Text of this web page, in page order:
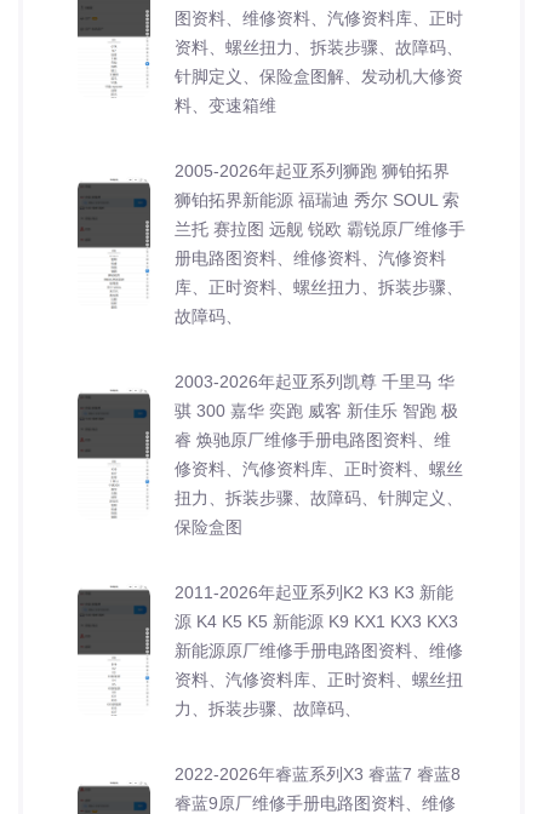
图资料、维修资料、汽修资料库、正时
资料、螺丝扭力、拆装步骤、故障码、
针脚定义、保险盒图解、发动机大修资
料、变速箱维
2005-2026年起亚系列狮跑 狮铂拓界
狮铂拓界新能源 福瑞迪 秀尔 SOUL 索
兰托 赛拉图 远舰 锐欧 霸锐原厂维修手
册电路图资料、维修资料、汽修资料
库、正时资料、螺丝扭力、拆装步骤、
故障码、
2003-2026年起亚系列凯尊 千里马 华
骐 300 嘉华 奕跑 威客 新佳乐 智跑 极
睿 焕驰原厂维修手册电路图资料、维
修资料、汽修资料库、正时资料、螺丝
扭力、拆装步骤、故障码、针脚定义、
保险盒图
2011-2026年起亚系列K2 K3 K3 新能
源 K4 K5 K5 新能源 K9 KX1 KX3 KX3
新能源原厂维修手册电路图资料、维修
资料、汽修资料库、正时资料、螺丝扭
力、拆装步骤、故障码、
2022-2026年睿蓝系列X3 睿蓝7 睿蓝8
睿蓝9原厂维修手册电路图资料、维修